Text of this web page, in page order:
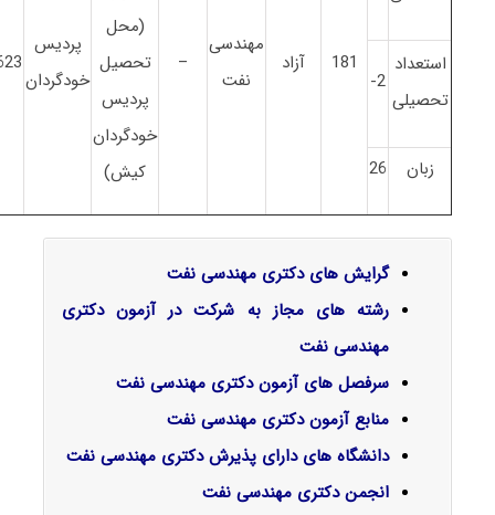
181 آزاد
مهندسی
نفت
–
(محل
تحصیل
پردیس
خودگردان
کیش)
پردیس
خودگردان
استعداد
تحصیلی
2-
زبان 26
گرایش‌ های دکتری مهندسی نفت
رشته های مجاز به شرکت در آزمون دکتری
مهندسی نفت
سرفصل‌ های آزمون دکتری مهندسی نفت
منابع آزمون دکتری مهندسی نفت
دانشگاه های دارای پذیرش دکتری مهندسی نفت
انجمن دکتری مهندسی نفت